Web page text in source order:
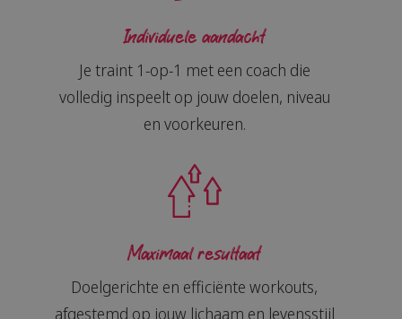
Individuele aandacht
Je traint 1-op-1 met een coach die
volledig inspeelt op jouw doelen, niveau
en voorkeuren.
Maximaal resultaat
Doelgerichte en efficiënte workouts,
afgestemd op jouw lichaam en levensstijl